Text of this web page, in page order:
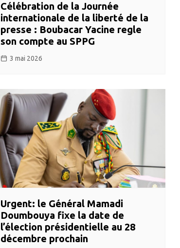
Célébration de la Journée
internationale de la liberté de la
presse : Boubacar Yacine regle
son compte au SPPG
3 mai 2026
Urgent: le Général Mamadi
Doumbouya fixe la date de
l’élection présidentielle au 28
décembre prochain